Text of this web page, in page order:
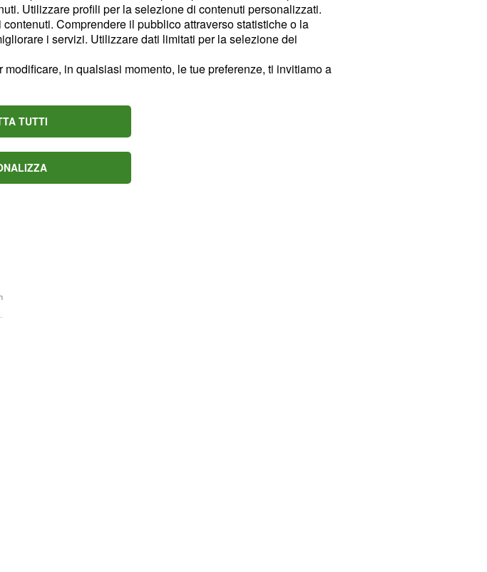
Utilizzare profili per la selezione di contenuti personalizzati.
Comprendere il pubblico attraverso statistiche o la
i servizi. Utilizzare dati limitati per la selezione dei
in qualsiasi momento, le tue preferenze, ti invitiamo a
TUTTI